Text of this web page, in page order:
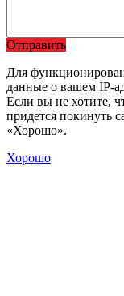
Отправить
Для
данные о вашем IP-
Если вы не хотите,
придется покинуть
«Хорошо».
Хорошо